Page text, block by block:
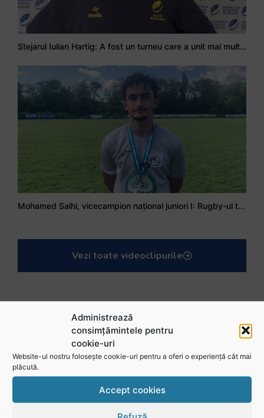
Administrează
consimțămintele pentru
cookie-uri
Website-ul nostru folosește cookie-uri pentru a oferi o experiență cât mai
plăcută.
Accept cookies
Stejarul Iulian Hartig: A fost un turneu care a unit mai mult echipa
Mohamed Salhi, vicecampion național juniori I: Rugby-ul te învață să accepți și înfrângerile
Vezi toate videoclipurile